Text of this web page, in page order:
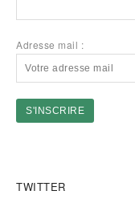
Adresse mail :
TWITTER